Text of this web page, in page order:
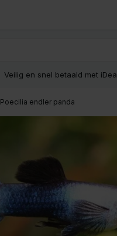
Veilig en snel betaald met iDeal
Poecilia endler panda